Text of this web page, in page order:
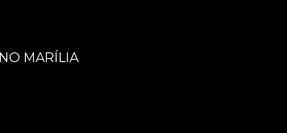
MARÍLIA